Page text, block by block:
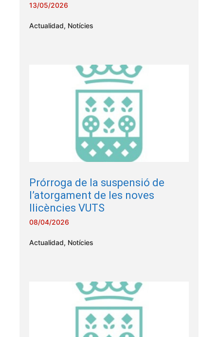
13/05/2026
Actualidad, Notícies
Prórroga de la suspensió de
l’atorgament de les noves
llicències VUTS
08/04/2026
Actualidad, Notícies